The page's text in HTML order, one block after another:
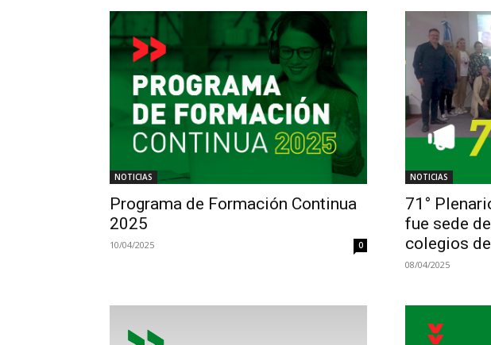
NOTICIAS
Programa de Formación Continua
2025
10/04/2025 0
NOTICIAS
71°
fue sede
colegios
08/04/2025